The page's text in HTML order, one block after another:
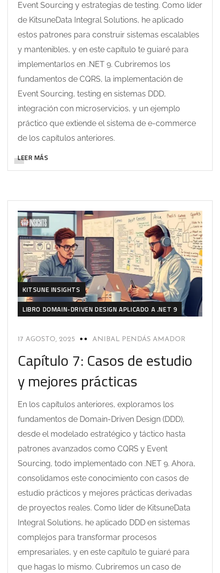
Event Sourcing y estrategias de testing. Como líder
de KitsuneData Integral Solutions, he aplicado
estos patrones para construir sistemas escalables
y mantenibles, y en este capítulo te guiaré para
implementarlos en .NET 9. Cubriremos los
fundamentos de CQRS, la implementación de
Event Sourcing, testing en sistemas DDD,
integración con microservicios, y un ejemplo
práctico que extiende el sistema de e-commerce
de los capítulos anteriores.
LEER MÁS
KITSUNE INSIGHTS
LIBRO DOMAIN-DRIVEN DESIGN APLICADO A .NET 9
17 AGOSTO, 2025 ANIBAL PENDÁS AMADOR
Capítulo 7: Casos de estudio
y mejores prácticas
En los capítulos anteriores, exploramos los
fundamentos de Domain-Driven Design (DDD),
desde el modelado estratégico y táctico hasta
patrones avanzados como CQRS y Event
Sourcing, todo implementado con .NET 9. Ahora,
consolidamos este conocimiento con casos de
estudio prácticos y mejores prácticas derivadas
de proyectos reales. Como líder de KitsuneData
Integral Solutions, he aplicado DDD en sistemas
complejos para transformar procesos
empresariales, y en este capítulo te guiaré para
que hagas lo mismo. Cubriremos un caso de